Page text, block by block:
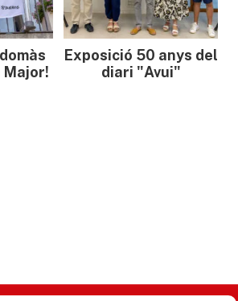
Major!
Exposició 50 anys del
diari "Avui"